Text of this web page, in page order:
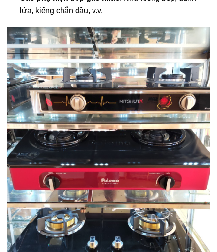
lửa, kiếng chắn dầu, v.v.